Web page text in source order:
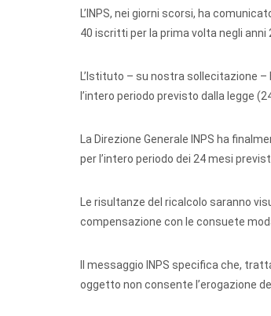
L’INPS, nei giorni scorsi, ha
40 iscritti per la prima volta negli anni
L’Istituto – su nostra sollecitazione
l’intero periodo previsto dalla legge
La Direzione Generale INPS ha
per l’intero periodo dei 24 mesi
Le risultanze del ricalcolo saranno
compensazione con le consuete
Il messaggio INPS specifica che,
oggetto non consente l’erogazione